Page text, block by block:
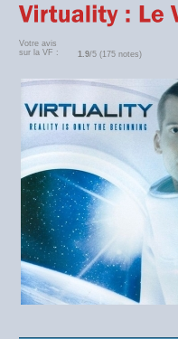
Votre avis
sur la VF :
1.9/5 (175 notes)